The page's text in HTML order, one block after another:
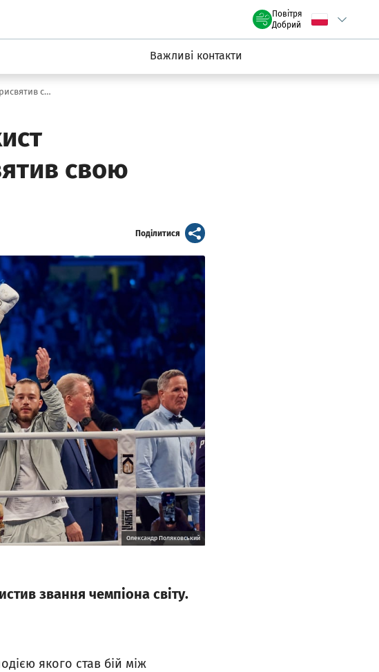
wroclaw.pl
Повітря
we Wrocławiu
Добрий Wybierz język
Важливі контакти
Олександр успішно провів захист чемпіонських титулів та присвятив свою перемогу ЗСУ
свою
Поділитися artykuł
Олександр Поляковський
звання чемпіона світу.
якого став бій між